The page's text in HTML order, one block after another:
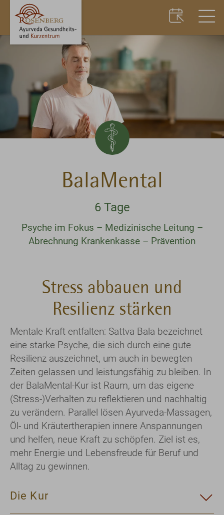
BalaMental
6 Tage
Psyche im Fokus – Medizinische Leitung –
Abrechnung Krankenkasse – Prävention
Stress abbauen und
Resilienz stärken
Mentale Kraft entfalten: Sattva Bala bezeichnet
eine starke Psyche, die sich durch eine gute
Resilienz auszeichnet, um auch in bewegten
Zeiten gelassen und leistungsfähig zu bleiben. In
der BalaMental-Kur ist Raum, um das eigene
(Stress-)Verhalten zu reflektieren und nachhaltig
zu verändern. Parallel lösen Ayurveda-Massagen,
Öl- und Kräutertherapien innere Anspannungen
und helfen, neue Kraft zu schöpfen. Ziel ist es,
mehr Energie und Lebensfreude für Beruf und
Alltag zu gewinnen.
Die Kur